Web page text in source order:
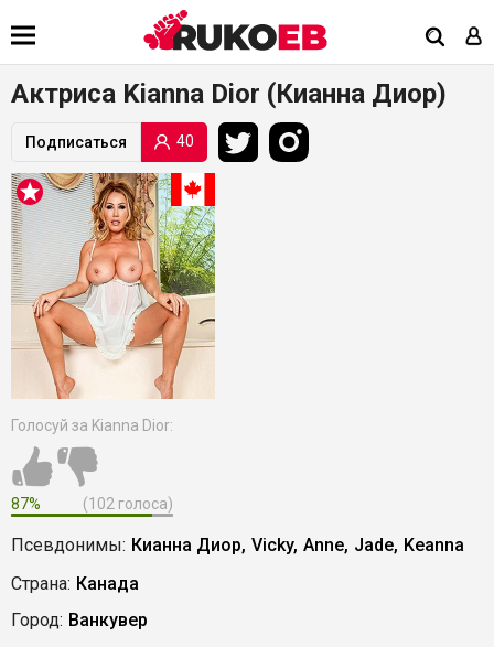
Актриса Kianna Dior (Кианна Диор)
Подписаться 40
Голосуй за Kianna Dior:
87% (102 голоса)
Псевдонимы: Кианна Диор, Vicky, Anne, Jade, Keanna
Страна: Канада
Город: Ванкувер